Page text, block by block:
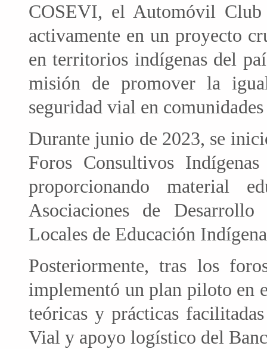
COSEVI, el Automóvil
activamente en un proyecto
en territorios indígenas del
misión de promover la
seguridad vial en
Durante junio de 2023, se
Foros Consultivos
proporcionando material
Asociaciones de
Locales de Educación
Posteriormente, tras los
implementó un plan piloto en
teóricas y prácticas
Vial y apoyo logístico del